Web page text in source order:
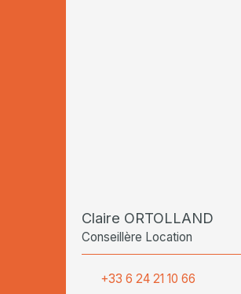
Claire ORTOLLAND
Conseillère Location
+33 6 24 21 10 66